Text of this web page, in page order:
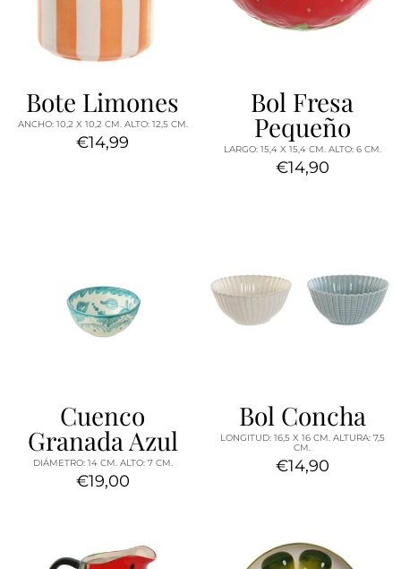
Bote Limones
ANCHO: 10,2 X 10,2 CM. ALTO: 12,5 CM.
€14,99
Bol Fresa
Pequeño
LARGO: 15,4 X 15,4 CM. ALTO: 6 CM.
€14,90
Cuenco
Granada Azul
DIÁMETRO: 14 CM. ALTO: 7 CM.
€19,00
Bol Concha
LONGITUD: 16,5 X 16 CM. ALTURA: 7,5
CM.
€14,90